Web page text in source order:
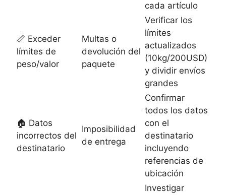
cada artículo
📏 Exceder
límites de
peso/valor
Multas o
devolución del
paquete
Verificar los
límites
actualizados
(10kg/200USD)
y dividir envíos
grandes
🏠 Datos
incorrectos del
destinatario
Imposibilidad
de entrega
Confirmar
todos los datos
con el
destinatario
incluyendo
referencias de
ubicación
Investigar